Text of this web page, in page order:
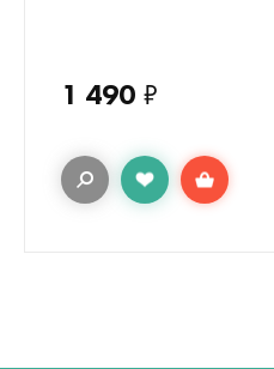
1 490 ₽